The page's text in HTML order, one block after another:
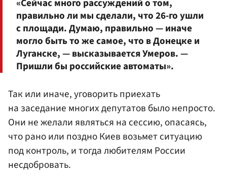
«Сейчас много рассуждений о том,
правильно ли мы сделали, что 26-го ушли
с площади. Думаю, правильно — иначе
могло быть то же самое, что в Донецке и
Луганске, — высказывается Умеров. —
Пришли бы российские автоматы».
Так или иначе, уговорить приехать
на заседание многих депутатов было непросто.
Они не желали являться на сессию, опасаясь,
что рано или поздно Киев возьмет ситуацию
под контроль, и тогда любителям России
несдобровать.